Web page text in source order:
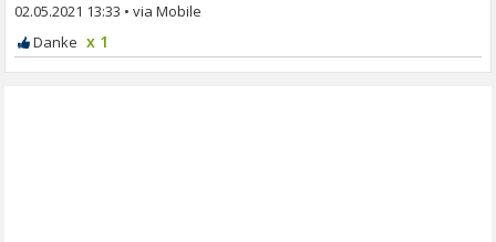
02.05.2021 13:33 •
x 1